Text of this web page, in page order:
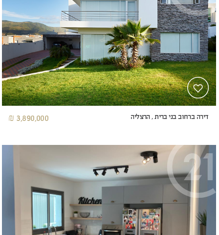
דירה ברחוב בני ברית , הרצליה 3,890,000 ₪